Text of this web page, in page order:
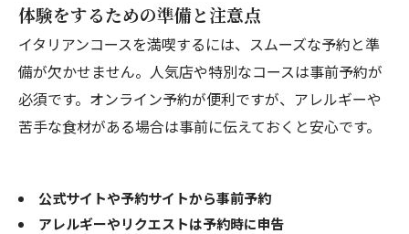
体験をするための準備と注意点
イタリアンコースを満喫するには、スムーズな予約と準
備が欠かせません。人気店や特別なコースは事前予約が
必須です。オンライン予約が便利ですが、アレルギーや
苦手な食材がある場合は事前に伝えておくと安心です。
公式サイトや予約サイトから事前予約
アレルギーやリクエストは予約時に申告